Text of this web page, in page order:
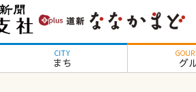
CITY
まち グ